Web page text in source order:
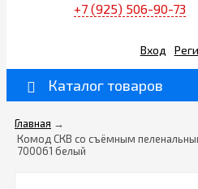
+7 (925) 506-90-73
Вход
Каталог товаров
Главная →
Комод СКВ со съёмным
700061 белый